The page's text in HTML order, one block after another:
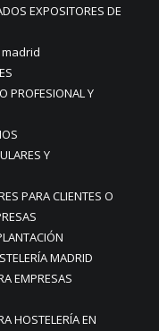
EXPOSITORES DE
PROFESIONAL Y
Y
PARA CLIENTES O
MADRID
EMPRESAS
HOSTELERÍA EN